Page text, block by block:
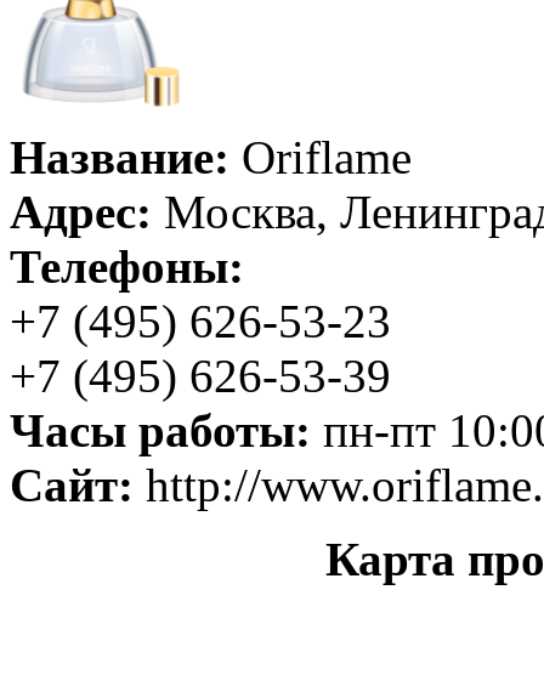
Название: Oriflame
Адрес: Москва,
Телефоны:
+7 (495) 626-53-23
+7 (495) 626-53-39
Часы работы: пн-пт
Сайт: http://
Карта